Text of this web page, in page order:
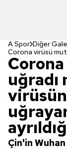
A Spor Diğer
uğradı
Çin'in